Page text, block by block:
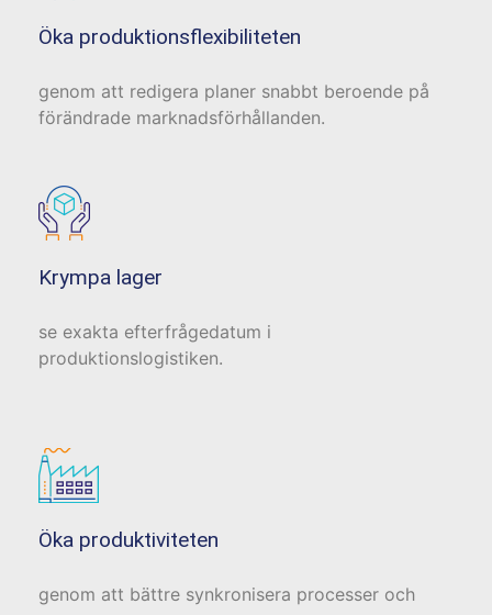
Öka produktionsflexibiliteten
genom att redigera planer snabbt beroende på
förändrade marknadsförhållanden.
Krympa lager
se exakta efterfrågedatum i
produktionslogistiken.
Öka produktiviteten
genom att bättre synkronisera processer och